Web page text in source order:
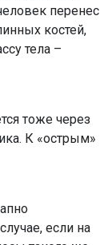
перенес
костей,
тела –
тоже через
К «острым»
если на